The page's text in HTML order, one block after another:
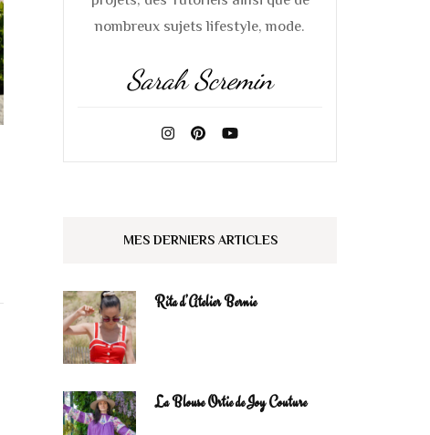
nombreux sujets lifestyle, mode.
Sarah Scremin
MES DERNIERS ARTICLES
Rita d’Atelier Bernie
La Blouse Ortie de Joy Couture